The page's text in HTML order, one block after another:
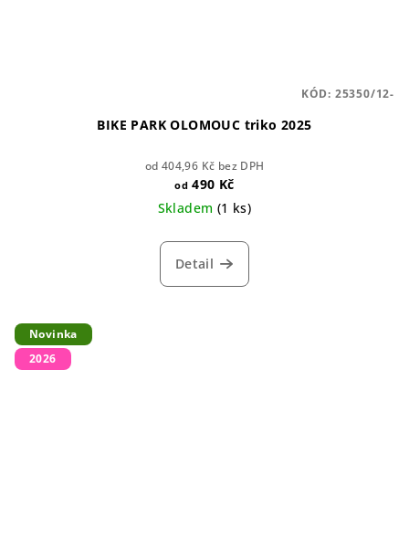
BIKE PARK OLOMOUC triko 2025
od 404,96 Kč bez DPH
od 490 Kč
Skladem (1 ks)
Detail
KÓD: 25350/12-
Novinka
2026